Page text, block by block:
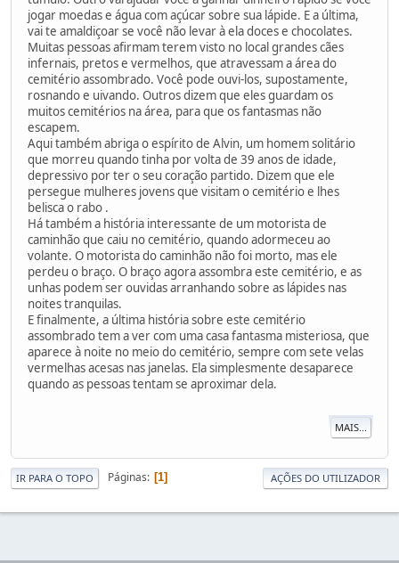
jogar moedas e água com açúcar sobre sua lápide. E a última,
vai te amaldiçoar se você não levar à ela doces e chocolates.
Muitas pessoas afirmam terem visto no local grandes cães
infernais, pretos e vermelhos, que atravessam a área do
cemitério assombrado. Você pode ouvi-los, supostamente,
rosnando e uivando. Outros dizem que eles guardam os
muitos cemitérios na área, para que os fantasmas não
escapem.
Aqui também abriga o espírito de Alvin, um homem solitário
que morreu quando tinha por volta de 39 anos de idade,
depressivo por ter o seu coração partido. Dizem que ele
persegue mulheres jovens que visitam o cemitério e lhes
belisca o rabo .
Há também a história interessante de um motorista de
caminhão que caiu no cemitério, quando adormeceu ao
volante. O motorista do caminhão não foi morto, mas ele
perdeu o braço. O braço agora assombra este cemitério, e as
unhas podem ser ouvidas arranhando sobre as lápides nas
noites tranquilas.
E finalmente, a última história sobre este cemitério
assombrado tem a ver com uma casa fantasma misteriosa, que
aparece à noite no meio do cemitério, sempre com sete velas
vermelhas acesas nas janelas. Ela simplesmente desaparece
quando as pessoas tentam se aproximar dela.
MAIS...
IR PARA O TOPO Páginas 1 AÇÕES DO UTILIZADOR